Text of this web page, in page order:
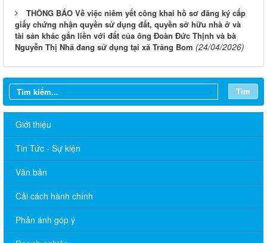
THÔNG BÁO Về việc niêm yết công khai hồ sơ đăng ký cấp
giấy chứng nhận quyền sử dụng đất, quyền sở hữu nhà ở và
tài sản khác gắn liền với đất của ông Đoàn Đức Thịnh và bà
Nguyễn Thị Nhã đang sử dụng tại xã Trảng Bom (24/04/2026)
Tìm
Giới thiệu
Tin Tức - Sự kiện
Văn bản
Cải cách hành chính
Phản ánh góp ý